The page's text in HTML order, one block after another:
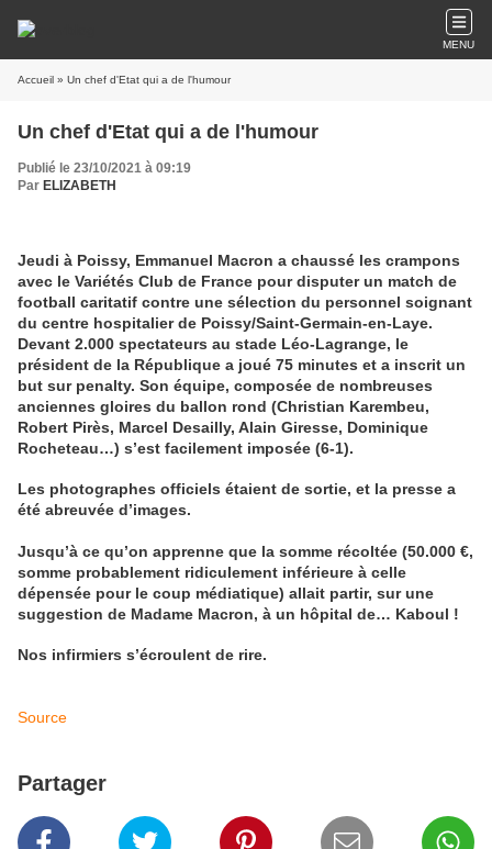
MENU
Accueil » Un chef d'Etat qui a de l'humour
Un chef d'Etat qui a de l'humour
Publié le 23/10/2021 à 09:19
Par ELIZABETH
Jeudi à Poissy, Emmanuel Macron a chaussé les crampons
avec le Variétés Club de France pour disputer un match de
football caritatif contre une sélection du personnel soignant
du centre hospitalier de Poissy/Saint-Germain-en-Laye.
Devant 2.000 spectateurs au stade Léo-Lagrange, le
président de la République a joué 75 minutes et a inscrit un
but sur penalty. Son équipe, composée de nombreuses
anciennes gloires du ballon rond (Christian Karembeu,
Robert Pirès, Marcel Desailly, Alain Giresse, Dominique
Rocheteau…) s’est facilement imposée (6-1).
Les photographes officiels étaient de sortie, et la presse a
été abreuvée d’images.
Jusqu’à ce qu’on apprenne que la somme récoltée (50.000 €,
somme probablement ridiculement inférieure à celle
dépensée pour le coup médiatique) allait partir, sur une
suggestion de Madame Macron, à un hôpital de… Kaboul !
Nos infirmiers s’écroulent de rire.
Source
Partager